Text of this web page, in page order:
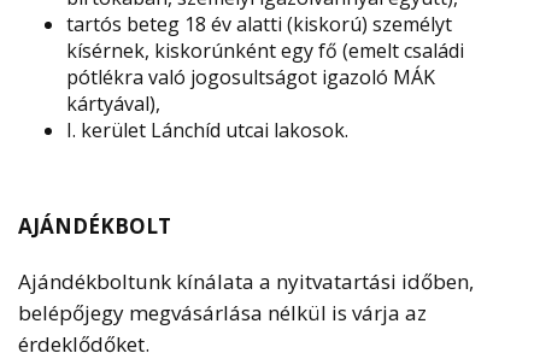
tartós beteg 18 év alatti (kiskorú) személyt
kísérnek, kiskorúnként egy fő (emelt családi
pótlékra való jogosultságot igazoló MÁK
kártyával),
I. kerület Lánchíd utcai lakosok.
AJÁNDÉKBOLT
Ajándékboltunk kínálata a nyitvatartási időben,
belépőjegy megvásárlása nélkül is várja az
érdeklődőket.